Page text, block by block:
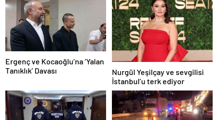
Ergenç ve Kocaoğlu’na ‘Yalan
Tanıklık’ Davası
Nurgül Yeşilçay ve sevgilisi
İstanbul’u terk ediyor